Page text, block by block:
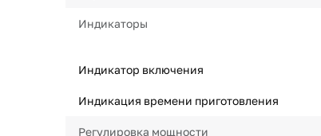
Индикаторы
Индикатор включения
Индикация времени приготовления
Регулировка мощности